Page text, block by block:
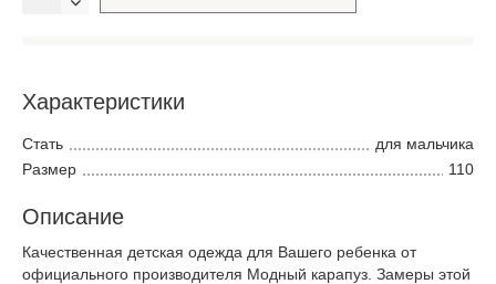
Характеристики
Стать
для мальчика
Размер
110
Описание
Качественная детская одежда для Вашего ребенка от
официального производителя Модный карапуз. Замеры этой